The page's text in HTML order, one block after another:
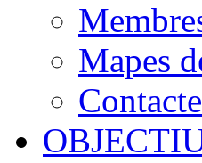
Mapes
Contacte